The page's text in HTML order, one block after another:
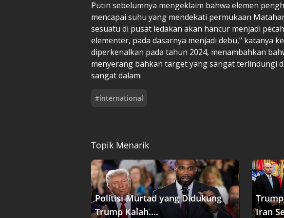
Putin sebelumnya mengeklaim bahwa elemen
mencapai suhu yang mendekati permukaan
sesuatu di pusat ledakan akan hancur menjadi
elementer, pada dasarnya menjadi debu," katanya
diperkenalkan pada tahun 2024, menambahkan
menyerang bahkan target yang sangat terlindungi
sangat dalam.
#international
Topik Menarik
Politisi Murtad yang Didukung
Trump Kalah....
Iran